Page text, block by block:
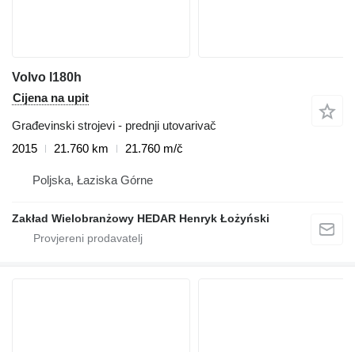
Volvo l180h
Cijena na upit
Građevinski strojevi - prednji utovarivač
2015
21.760 km 21.760 m/č
Poljska, Łaziska Górne
Zakład Wielobranżowy HEDAR Henryk Łożyński